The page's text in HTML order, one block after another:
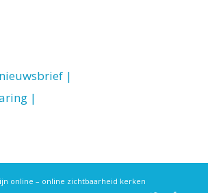
|
|
online – online zichtbaarheid kerken